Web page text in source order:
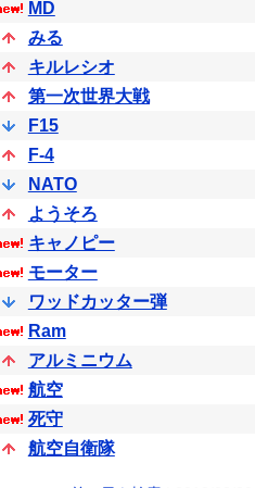
MD
みる
キルレシオ
第一次世界大戦
F15
F-4
NATO
ようそろ
キャノピー
モーター
ワッドカッター弾
Ram
アルミニウム
航空
死守
航空自衛隊